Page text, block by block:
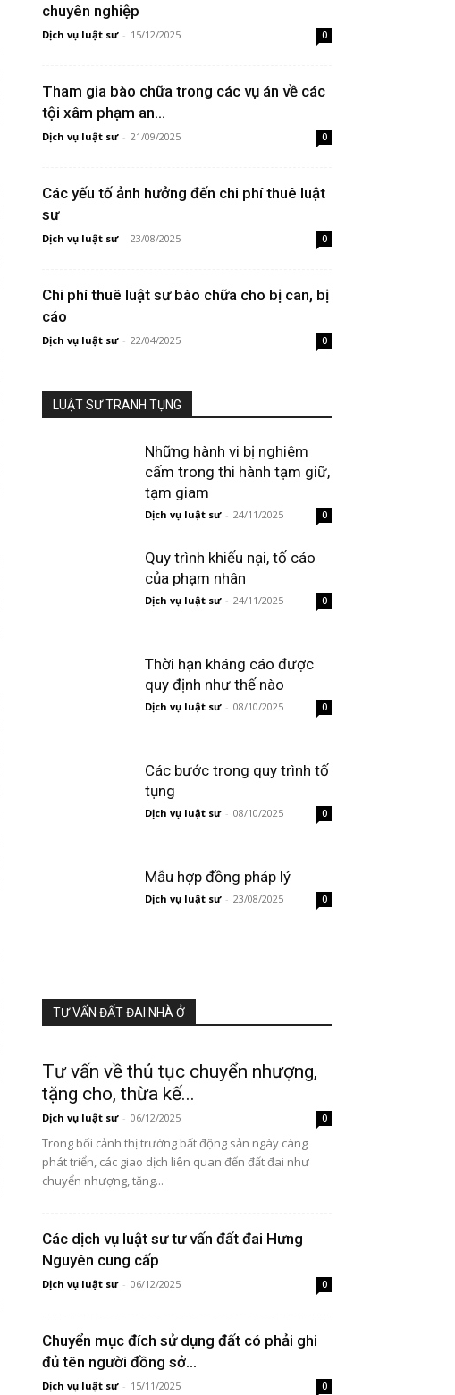
chuyên nghiệp
Dịch vụ luật sư - 15/12/2025 0
Tham gia bào chữa trong các vụ án về các
tội xâm phạm an...
Dịch vụ luật sư - 21/09/2025 0
Các yếu tố ảnh hưởng đến chi phí thuê luật
sư
Dịch vụ luật sư - 23/08/2025 0
Chi phí thuê luật sư bào chữa cho bị can, bị
cáo
Dịch vụ luật sư - 22/04/2025 0
LUẬT SƯ TRANH TỤNG
Những hành vi bị nghiêm
cấm trong thi hành tạm giữ,
tạm giam
Dịch vụ luật sư - 24/11/2025 0
Quy trình khiếu nại, tố cáo
của phạm nhân
Dịch vụ luật sư - 24/11/2025 0
Thời hạn kháng cáo được
quy định như thế nào
Dịch vụ luật sư - 08/10/2025 0
Các bước trong quy trình tố
tụng
Dịch vụ luật sư - 08/10/2025 0
Mẫu hợp đồng pháp lý
Dịch vụ luật sư - 23/08/2025 0
TƯ VẤN ĐẤT ĐAI NHÀ Ở
Tư vấn về thủ tục chuyển nhượng,
tặng cho, thừa kế...
Dịch vụ luật sư - 06/12/2025 0
Trong bối cảnh thị trường bất động sản ngày càng
phát triển, các giao dịch liên quan đến đất đai như
chuyển nhượng, tặng...
Các dịch vụ luật sư tư vấn đất đai Hưng
Nguyên cung cấp
Dịch vụ luật sư - 06/12/2025 0
Chuyển mục đích sử dụng đất có phải ghi
đủ tên người đồng sở...
Dịch vụ luật sư - 15/11/2025 0